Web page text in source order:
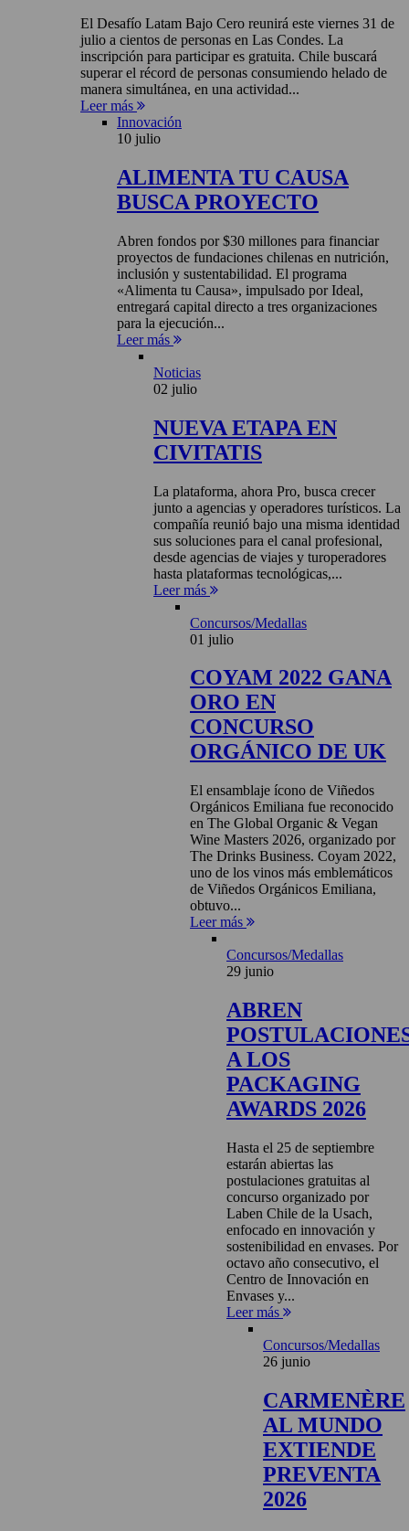
El Desafío Latam Bajo Cero reunirá este viernes 31 de
julio a cientos de personas en Las Condes. La
inscripción para participar es gratuita. Chile buscará
superar el récord de personas consumiendo helado de
manera simultánea, en una actividad...
Leer más
Innovación
10 julio
ALIMENTA TU CAUSA
BUSCA PROYECTO
Abren fondos por $30 millones para financiar
proyectos de fundaciones chilenas en nutrición,
inclusión y sustentabilidad. El programa
«Alimenta tu Causa», impulsado por Ideal,
entregará capital directo a tres organizaciones
para la ejecución...
Leer más
Noticias
02 julio
NUEVA ETAPA EN
CIVITATIS
La plataforma, ahora Pro, busca crecer
junto a agencias y operadores turísticos. La
compañía reunió bajo una misma identidad
sus soluciones para el canal profesional,
desde agencias de viajes y turoperadores
hasta plataformas tecnológicas,...
Leer más
Concursos/Medallas
01 julio
COYAM 2022 GANA
ORO EN
CONCURSO
ORGÁNICO DE UK
El ensamblaje ícono de Viñedos
Orgánicos Emiliana fue reconocido
en The Global Organic & Vegan
Wine Masters 2026, organizado por
The Drinks Business. Coyam 2022,
uno de los vinos más emblemáticos
de Viñedos Orgánicos Emiliana,
obtuvo...
Leer más
Concursos/Medallas
29 junio
ABREN
A LOS
PACKAGING
AWARDS 2026
Hasta el 25 de septiembre
estarán abiertas las
postulaciones gratuitas al
concurso organizado por
Laben Chile de la Usach,
enfocado en innovación y
sostenibilidad en envases. Por
octavo año consecutivo, el
Centro de Innovación en
Envases y...
Leer más
Concursos/Medallas
26 junio
CARMENÈRE
AL MUNDO
EXTIENDE
PREVENTA
2026